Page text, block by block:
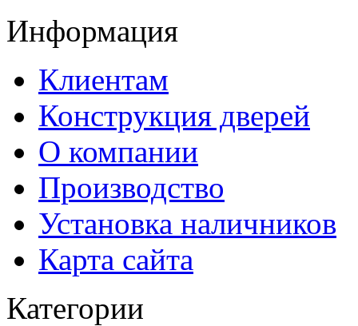
Информация
Клиентам
Конструкция дверей
О компании
Производство
Установка наличников
Карта сайта
Категории